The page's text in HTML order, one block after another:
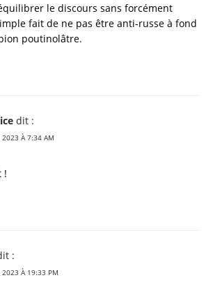
le discours sans forcément
fait de ne pas être anti-russe à fond
poutinolâtre.
dit :
2023 À 7:34 AM
!
:
2023 À 19:33 PM